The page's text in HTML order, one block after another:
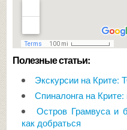
Полезные статьи:
Экскурсии на Крите:
Спиналонга на
Остров Грамвуса и
как добраться